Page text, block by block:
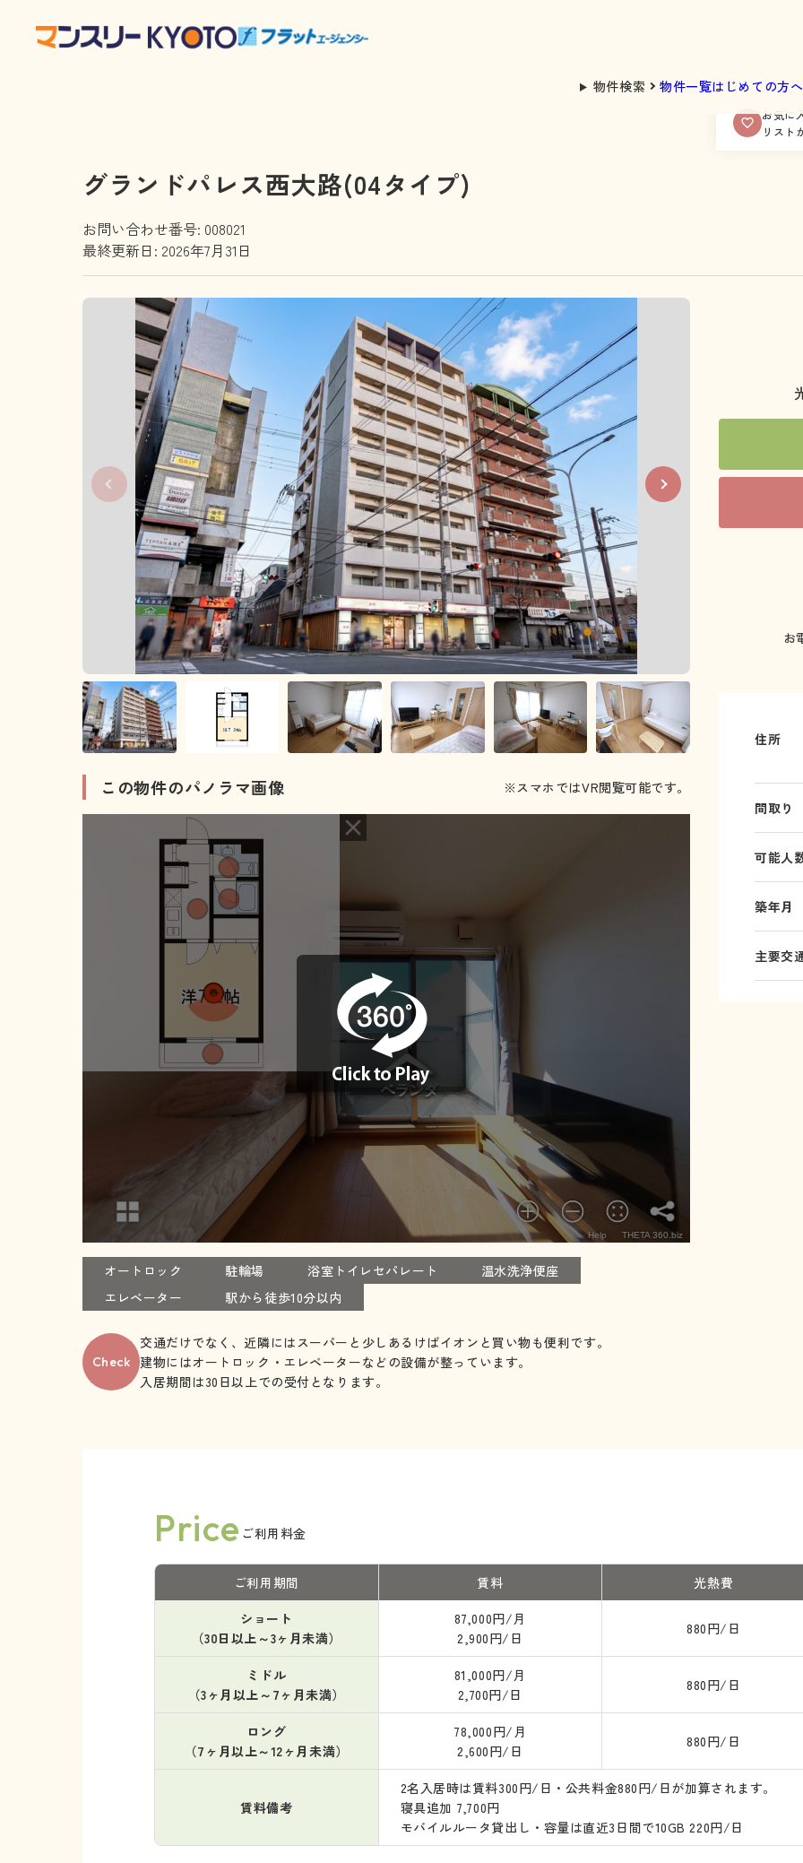
物件検索 物件一覧はじめての方へ
グランドパレス西大路(04タイプ)
お問い合わせ番号: 008021
最終更新日: 2026年7月31日
お気に
リスト
お
住所
間取り
可能人
築年月
主要交
この物件のパノラマ画像 ※スマホではVR閲覧可能です。
オートロック 駐輪場 浴室トイレセパレート
温水洗浄便座
エレベーター
駅から徒歩10分以内
Check
交通だけでなく、近隣にはスーパーと少しあるけばイオンと買い物も便利です。
建物にはオートロック・エレベーターなどの設備が整っています。
入居期間は30日以上での受付となります。
Price ご利用料金
ご利用期間 賃料
光熱費
ショート
（30日以上～3ヶ月未満）
87,000円/月
2,900円/日
880円/日
ミドル
（3ヶ月以上～7ヶ月未満）
81,000円/月
2,700円/日
880円/日
ロング
（7ヶ月以上～12ヶ月未満）
78,000円/月
2,600円/日
880円/日
賃料備考
2名入居時は賃料300円/日・公共料金880円/日が加算されます。
寝具追加 7,700円
モバイルルータ貸出し・容量は直近3日間で10GB 220円/日